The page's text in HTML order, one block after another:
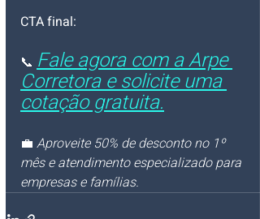
CTA final:
📞 Fale agora com a Arpe
Corretora e solicite uma
cotação gratuita.
💼 Aproveite 50% de desconto no 1º
mês e atendimento especializado para
empresas e famílias.